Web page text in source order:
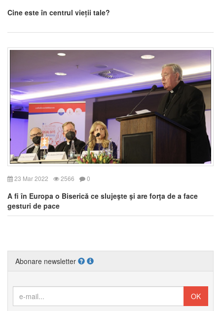
Cine este în centrul vieții tale?
23 Mar 2022 2566 0
A fi în Europa o Biserică ce slujeşte şi are forţa de a face
gesturi de pace
Abonare newsletter